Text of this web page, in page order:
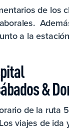
de los
a la
&
de la ruta
viajes de